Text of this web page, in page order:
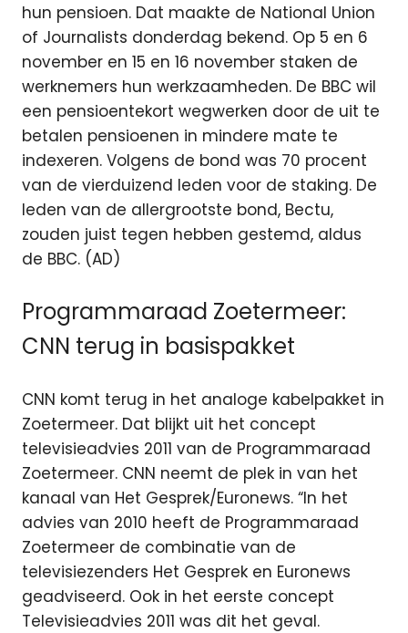
hun pensioen. Dat maakte de National Union
of Journalists donderdag bekend. Op 5 en 6
november en 15 en 16 november staken de
werknemers hun werkzaamheden. De BBC wil
een pensioentekort wegwerken door de uit te
betalen pensioenen in mindere mate te
indexeren. Volgens de bond was 70 procent
van de vierduizend leden voor de staking. De
leden van de allergrootste bond, Bectu,
zouden juist tegen hebben gestemd, aldus
de BBC. (AD)
Programmaraad Zoetermeer:
CNN terug in basispakket
CNN komt terug in het analoge kabelpakket in
Zoetermeer. Dat blijkt uit het concept
televisieadvies 2011 van de Programmaraad
Zoetermeer. CNN neemt de plek in van het
kanaal van Het Gesprek/Euronews. “In het
advies van 2010 heeft de Programmaraad
Zoetermeer de combinatie van de
televisiezenders Het Gesprek en Euronews
geadviseerd. Ook in het eerste concept
Televisieadvies 2011 was dit het geval.